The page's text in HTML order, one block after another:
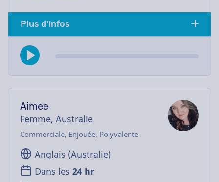
Plus d'infos
Aimee
Femme, Australie
Commerciale, Enjouée, Polyvalente
Anglais (Australie)
Dans les 24 hr